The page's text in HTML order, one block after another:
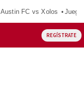
Austin FC vs Xolos
REGÍSTRATE